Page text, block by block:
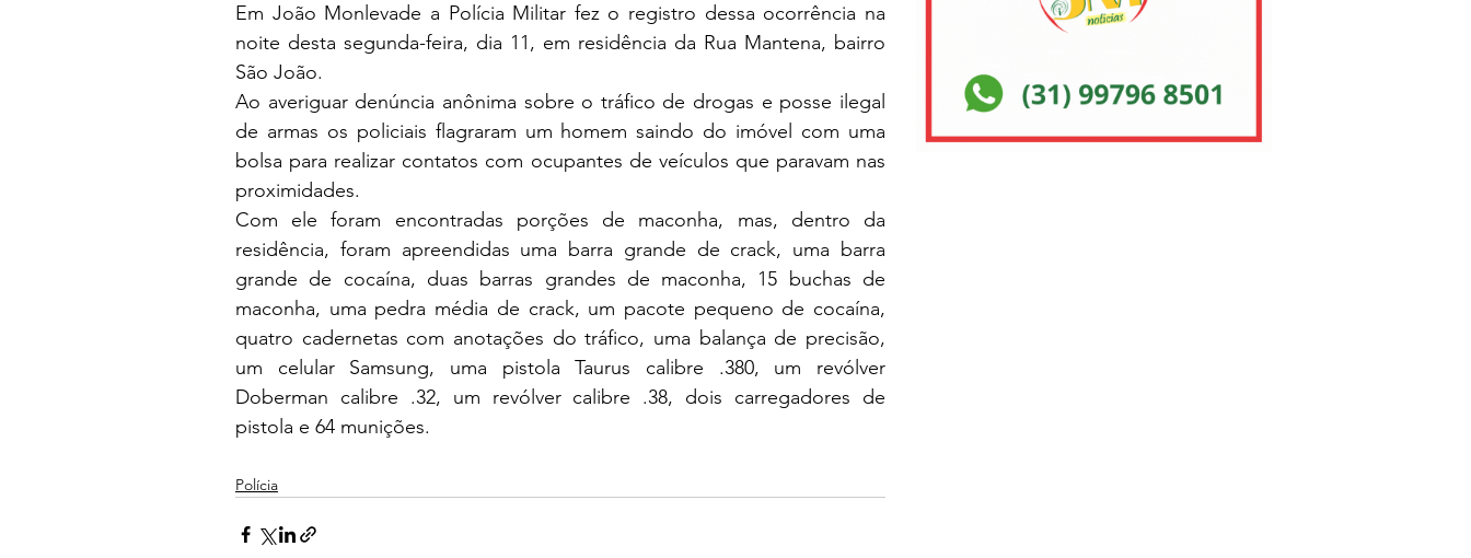
Em João Monlevade a Polícia Militar fez o registro dessa ocorrência na
noite desta segunda-feira, dia 11, em residência da Rua Mantena, bairro
São João.
Ao averiguar denúncia anônima sobre o tráfico de drogas e posse ilegal
de armas os policiais flagraram um homem saindo do imóvel com uma
bolsa para realizar contatos com ocupantes de veículos que paravam nas
proximidades.
Com ele foram encontradas porções de maconha, mas, dentro da
residência, foram apreendidas uma barra grande de crack, uma barra
grande de cocaína, duas barras grandes de maconha, 15 buchas de
maconha, uma pedra média de crack, um pacote pequeno de cocaína,
quatro cadernetas com anotações do tráfico, uma balança de precisão,
um celular Samsung, uma pistola Taurus calibre .380, um revólver
Doberman calibre .32, um revólver calibre .38, dois carregadores de
pistola e 64 munições.
Polícia